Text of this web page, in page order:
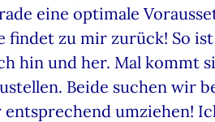
eine optimale
findet zu mir zurück! So
hin und her. Mal kommt
Beide suchen wir
umziehen!